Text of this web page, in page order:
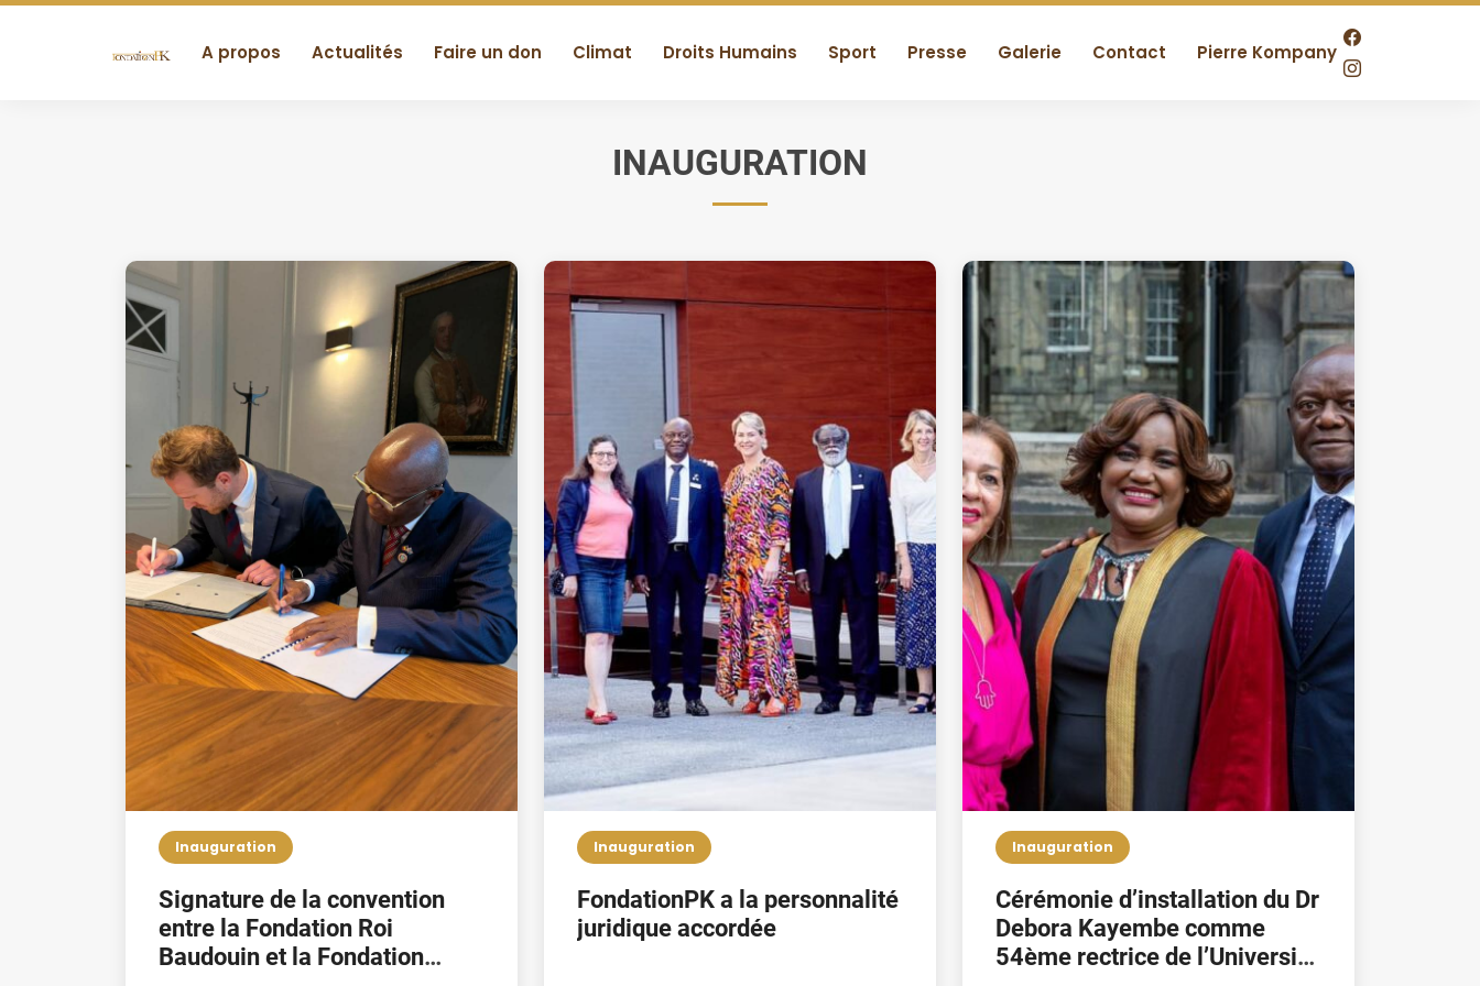
A propos Actualités Faire un don Climat Droits Humains Sport Presse Galerie Contact Pierre Kompany
INAUGURATION
Inauguration
Signature de la convention
entre la Fondation Roi
Baudouin et la Fondation
Inauguration
FondationPK a la personnalité
juridique accordée
Inauguration
Cérémonie d’installation du Dr
Debora Kayembe comme
54ème rectrice de l’Université